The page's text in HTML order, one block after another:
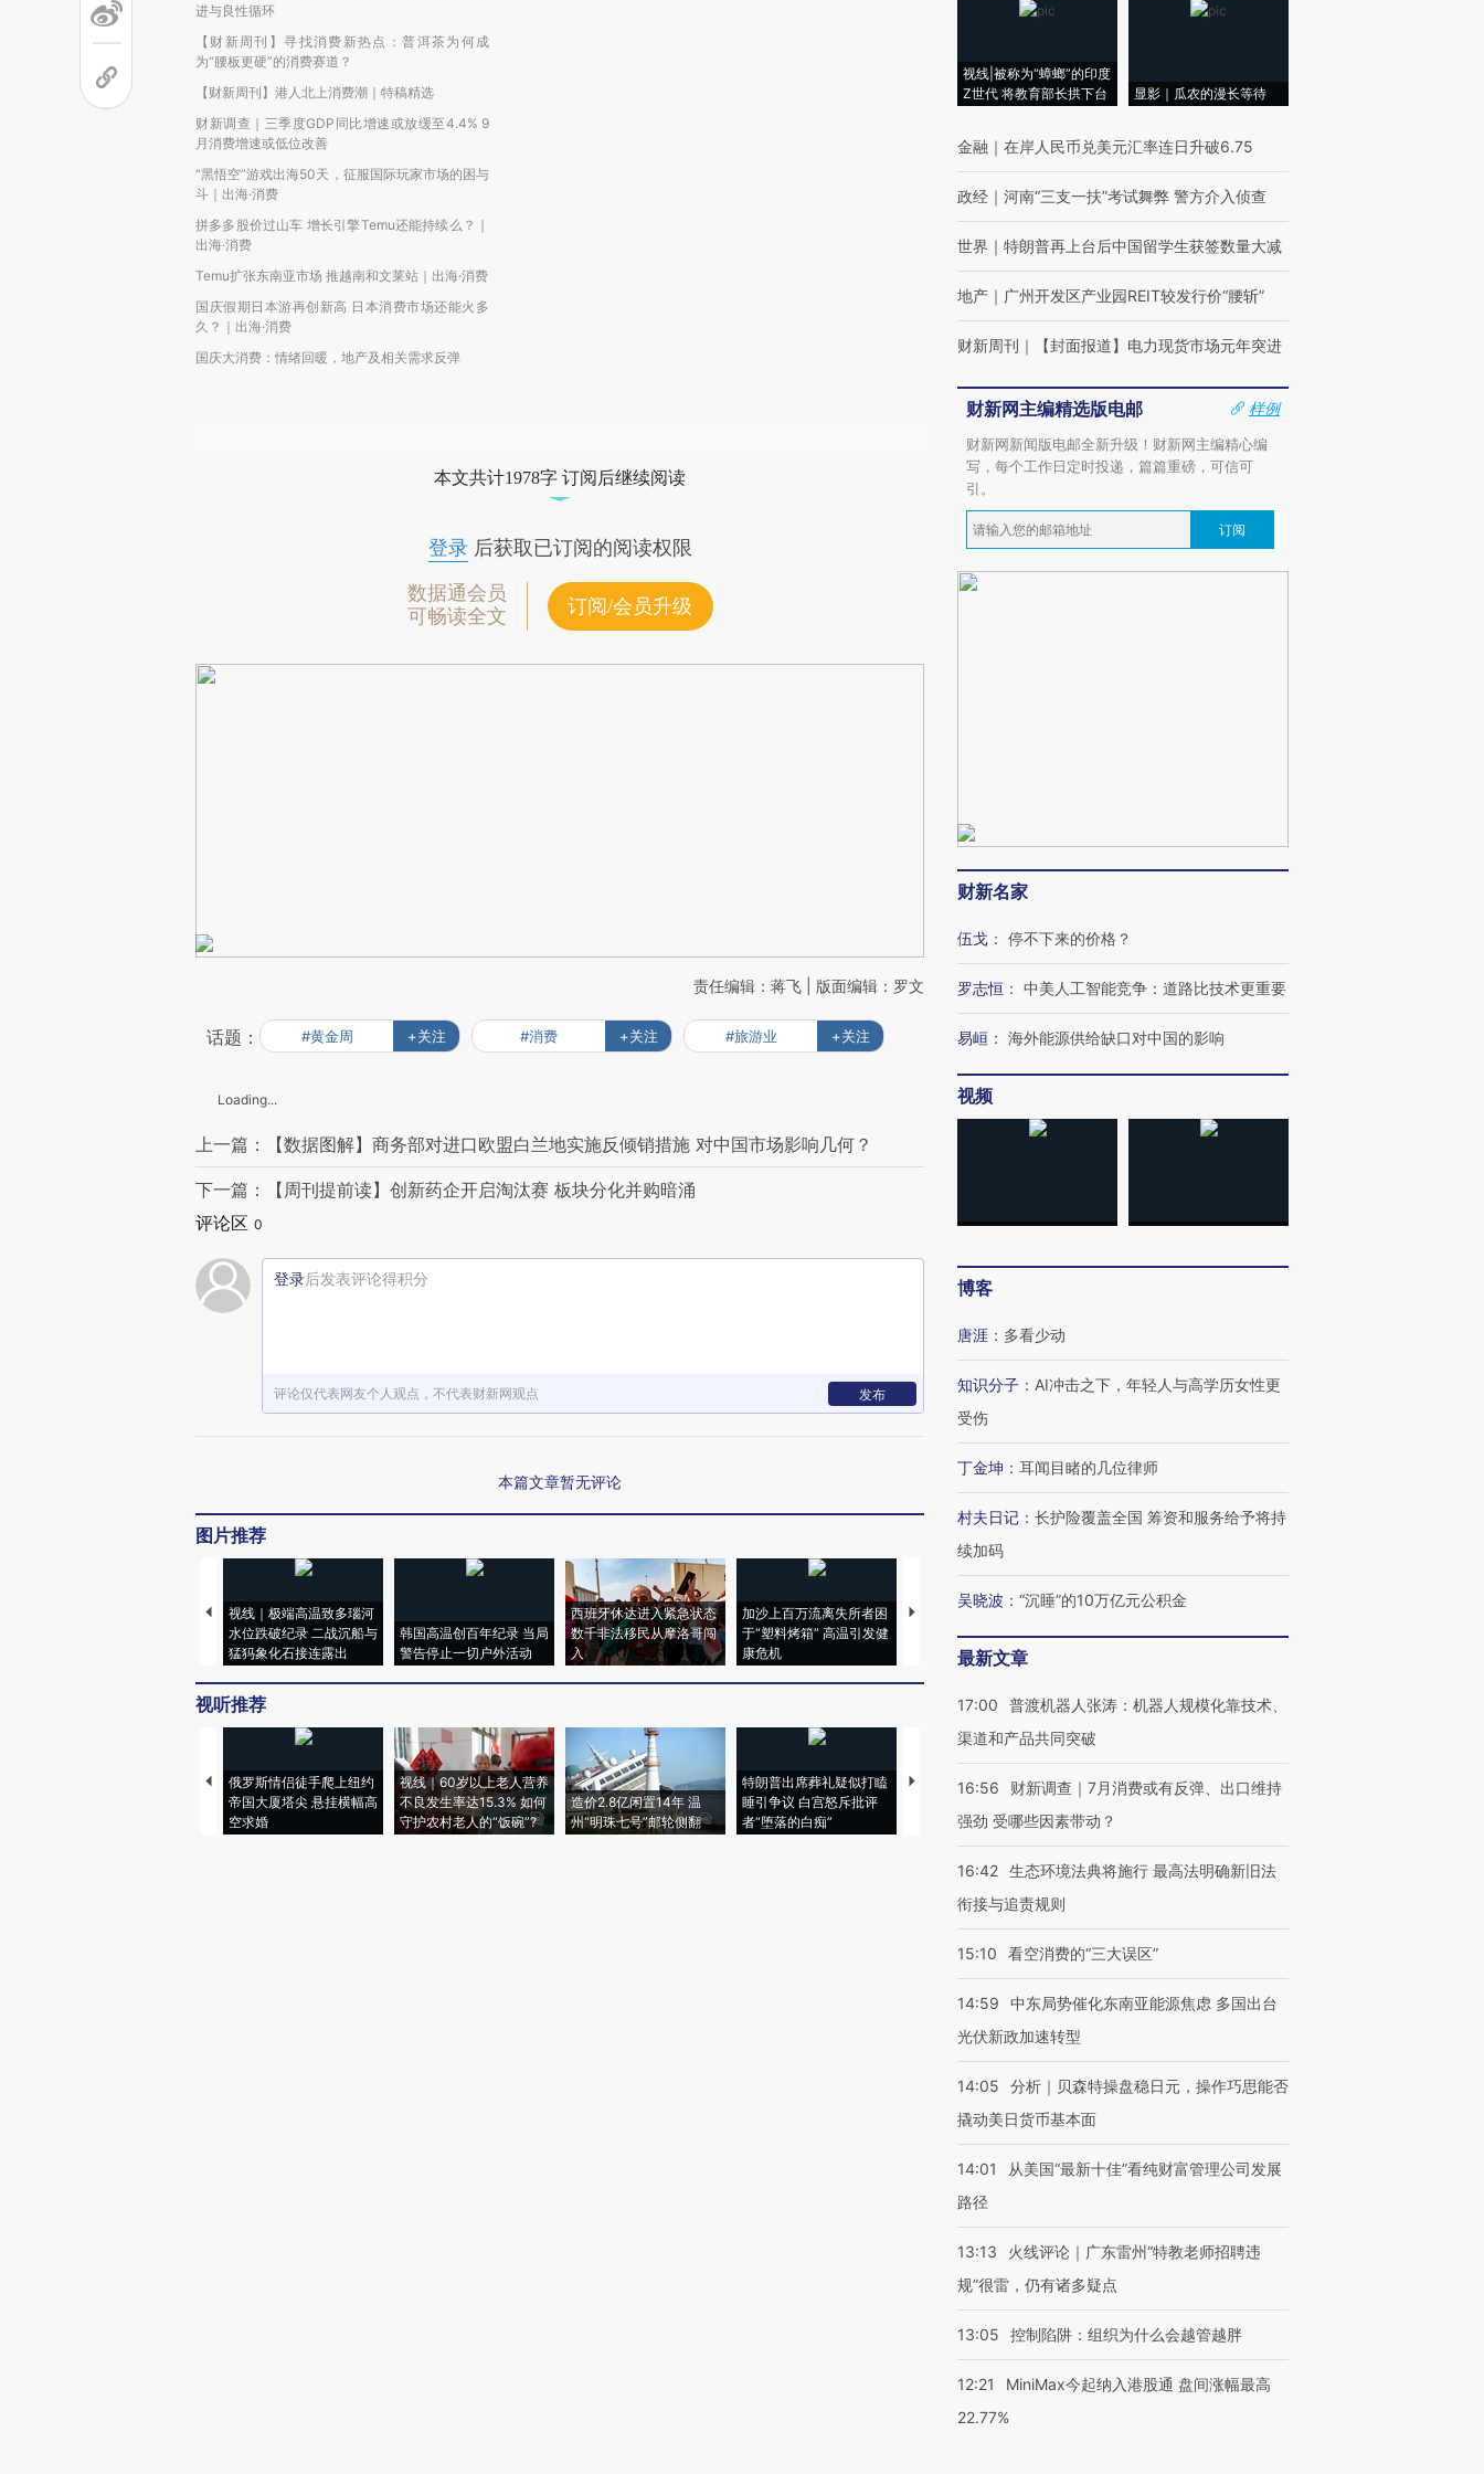
进与良性循环
【财新周刊】寻找消费新热点：普洱茶为何成
为“腰板更硬”的消费赛道？
【财新周刊】港人北上消费潮｜特稿精选
财新调查｜三季度GDP同比增速或放缓至4.4% 9
月消费增速或低位改善
“黑悟空”游戏出海50天，征服国际玩家市场的困与
斗｜出海·消费
拼多多股价过山车 增长引擎Temu还能持续么？｜
出海·消费
Temu扩张东南亚市场 推越南和文莱站｜出海·消费
国庆假期日本游再创新高 日本消费市场还能火多
久？｜出海·消费
国庆大消费：情绪回暖，地产及相关需求反弹
本文共计1978字 订阅后继续阅读
登录后获取已订阅的阅读权限
数据通会员
可畅读全文
订阅/会员升级
责任编辑：蒋飞 | 版面编辑：罗文
话题： #黄金周 +关注 #消费 +关注 #旅游业 +关注
Loading...
上一篇：【数据图解】商务部对进口欧盟白兰地实施反倾销措施 对中国市场影响几何？
下一篇：【周刊提前读】创新药企开启淘汰赛 板块分化并购暗涌
评论区 0
登录后发表评论得积分
评论仅代表网友个人观点，不代表财新网观点 发布
本篇文章暂无评论
图片推荐
视线｜极端高温致多瑙河
水位跌破纪录 二战沉船与
猛犸象化石接连露出
韩国高温创百年纪录 当局
警告停止一切户外活动
西班牙休达进入紧急状态
数千非法移民从摩洛哥闯
入
加沙上百万流离失所者困
于“塑料烤箱” 高温引发健
康危机
马航飞行员跨国走私7万
粒摇头丸 尿检体内含3种
视线｜HYROX的吸金
术：是什么让中产们甘
泽连斯基密集出访美英 索
视听推荐
俄罗斯情侣徒手爬上纽约
帝国大厦塔尖 悬挂横幅高
空求婚
视线｜60岁以上老人营养
不良发生率达15.3% 如何
守护农村老人的“饭碗”?
造价2.8亿闲置14年 温
州“明珠七号”邮轮侧翻
特朗普出席葬礼疑似打瞌
睡引争议 白宫怒斥批评
者“堕落的白痴”
视线｜全球最热百城独占
阿根廷3-0阿尔及利亚
视线｜不考竞赛的王虹、
视线|被称为“蟑螂”的印度
Z世代 将教育部长拱下台
显影｜瓜农的漫长等待
金融 ｜ 在岸人民币兑美元汇率连日升破6.75
政经 ｜ 河南“三支一扶”考试舞弊 警方介入侦查
世界 ｜ 特朗普再上台后中国留学生获签数量大减
地产 ｜ 广州开发区产业园REIT较发行价“腰斩”
财新周刊 ｜ 【封面报道】电力现货市场元年突进
财新网主编精选版电邮
样例
财新网新闻版电邮全新升级！财新网主编精心编
写，每个工作日定时投递，篇篇重磅，可信可
引。
订阅
财新名家
伍戈 ： 停不下来的价格？
罗志恒 ： 中美人工智能竞争：道路比技术更重要
易峘 ： 海外能源供给缺口对中国的影响
视频
博客
唐涯 ： 多看少动
知识分子 ： AI冲击之下，年轻人与高学历女性更
受伤
丁金坤 ： 耳闻目睹的几位律师
村夫日记 ： 长护险覆盖全国 筹资和服务给予将持
续加码
吴晓波 ： “沉睡”的10万亿元公积金
最新文章
17:00
普渡机器人张涛：机器人规模化靠技术、
渠道和产品共同突破
16:56
财新调查｜7月消费或有反弹、出口维持
强劲 受哪些因素带动？
16:42 生态环境法典将施行 最高法明确新旧法
衔接与追责规则
15:10 看空消费的“三大误区”
14:59
中东局势催化东南亚能源焦虑 多国出台
光伏新政加速转型
14:05
分析｜贝森特操盘稳日元，操作巧思能否
撬动美日货币基本面
14:01
从美国“最新十佳”看纯财富管理公司发展
路径
13:13
火线评论｜广东雷州“特教老师招聘违
规”很雷，仍有诸多疑点
13:05 控制陷阱：组织为什么会越管越胖
12:21
MiniMax今起纳入港股通 盘间涨幅最高
22.77%